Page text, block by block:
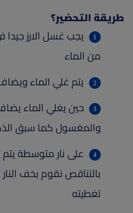
طريقة التحضير؟
يجب غسل الارز جيدا
من الماء
يتم غلي الماء ويضاف
حين يغلي الماء يضاف
والمغسول كما سبق
على نار متوسطة يتم
بالتناقص نقوم بخف
تغطيته